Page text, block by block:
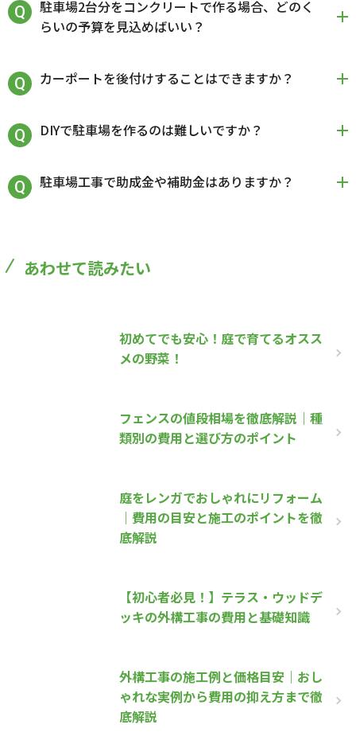
駐車場2台分をコンクリートで作る場合、どのく
らいの予算を見込めばいい？
カーポートを後付けすることはできますか？
DIYで駐車場を作るのは難しいですか？
駐車場工事で助成金や補助金はありますか？
あわせて読みたい
初めてでも安心！庭で育てるオスス
メの野菜！
フェンスの値段相場を徹底解説｜種
類別の費用と選び方のポイント
庭をレンガでおしゃれにリフォーム
｜費用の目安と施工のポイントを徹
底解説
【初心者必見！】テラス・ウッドデ
ッキの外構工事の費用と基礎知識
外構工事の施工例と価格目安｜おし
ゃれな実例から費用の抑え方まで徹
底解説